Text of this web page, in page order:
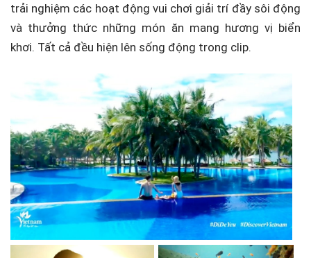
trải nghiệm các hoạt động vui chơi giải trí đầy sôi động
và thưởng thức những món ăn mang hương vị biển
khơi. Tất cả đều hiện lên sống động trong clip.